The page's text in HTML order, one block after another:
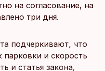
на согласование, на
три дня.
подчеркивают, что
парковки и скорость
и статья закона,